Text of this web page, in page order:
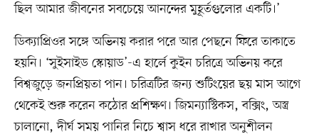
ছিল আমার জীবনের সবচেয়ে আনন্দের মুহূর্তগুলোর একটি।’
ডিক্যাপ্রিওর সঙ্গে অভিনয় করার পরে আর পেছনে ফিরে তাকাতে
হয়নি। ‘সুইসাইড স্কোয়াড’-এ হার্লে কুইন চরিত্রে অভিনয় করে
বিশ্বজুড়ে জনপ্রিয়তা পান। চরিত্রটির জন্য শুটিংয়ের ছয় মাস আগে
থেকেই শুরু করেন কঠোর প্রশিক্ষণ। জিমন্যাস্টিকস, বক্সিং, অস্ত্র
চালানো, দীর্ঘ সময় পানির নিচে শ্বাস ধরে রাখার অনুশীলন